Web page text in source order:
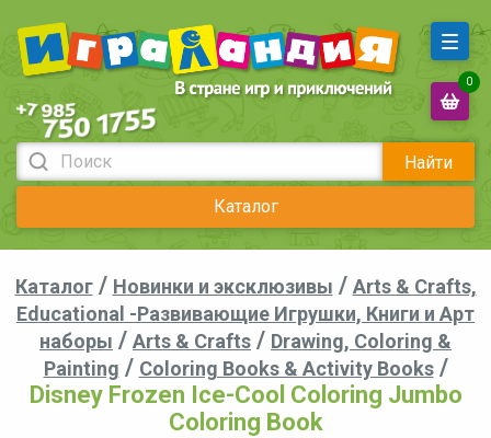
Найти
Каталог
0
Каталог/ Новинки и эксклюзивы / Arts & Crafts,
Educational -Развивающие Игрушки, Книги и Арт
наборы / Arts & Crafts / Drawing, Coloring &
Painting / Coloring Books & Activity Books/
Disney Frozen Ice-Cool Coloring Jumbo
Coloring Book